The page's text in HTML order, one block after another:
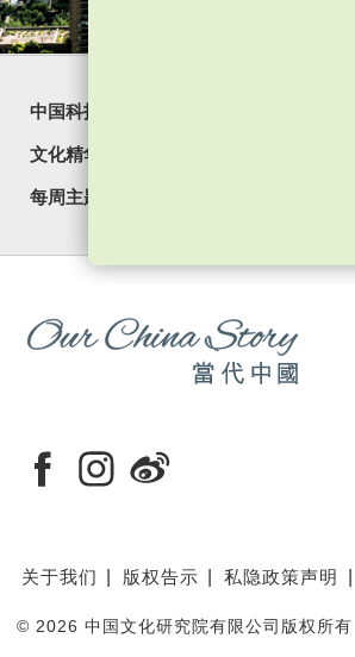
中国科技
文化精华
每周主题
关于我们 版权告示 私隐政策声明
© 2026 中国文化研究院有限公司版权所有